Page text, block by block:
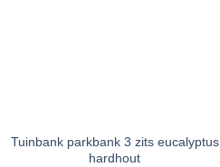
Tuinbank parkbank 3 zits eucalyptus
hardhout